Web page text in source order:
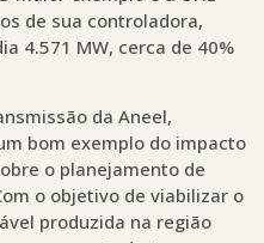
de sua controladora,
4.571 MW, cerca de 40%
da Aneel,
bom exemplo do impacto
o planejamento de
o objetivo de viabilizar o
produzida na região